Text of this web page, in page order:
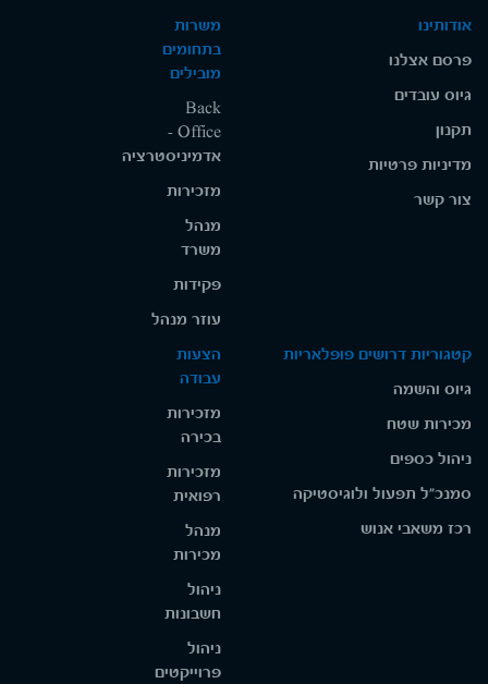
אודותינו
פרסם אצלנו
גיוס עובדים
תקנון
מדיניות פרטיות
צור קשר
משרות
בתחומים
מובילים
Back
Office -
אדמיניסטרציה
מזכירות
מנהל
משרד
פקידות
עוזר מנהל
קטגוריות דרושים פופלאריות
גיוס והשמה
מכירות שטח
ניהול כספים
סמנכ"ל תפעול ולוגיסטיקה
רכז משאבי אנוש
הצעות
עבודה
מזכירות
בכירה
מזכירות
רפואית
מנהל
מכירות
ניהול
חשבונות
ניהול
פרוייקטים